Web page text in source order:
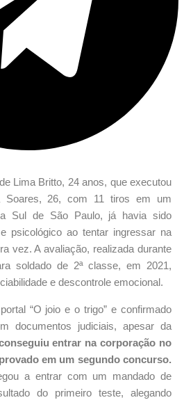
Lima Britto, 24 anos, que executou
Soares, 26, com 11 tiros em um
Sul de São Paulo, já havia sido
psicológico ao tentar ingressar na
vez. A avaliação, realizada durante
soldado de 2ª classe, em 2021,
e descontrole emocional.
“O joio e o trigo” e confirmado
documentos judiciais, apesar da
entrar na corporação no
em um segundo concurso.
a entrar com um mandado de
do primeiro teste, alegando